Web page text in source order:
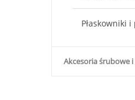
Płaskowniki
Akcesoria śrubowe i